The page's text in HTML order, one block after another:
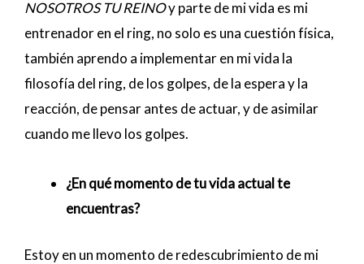
NOSOTROS TU REINOy parte de mi vida es mi
entrenador en el ring, no solo es una cuestión física,
también aprendo a implementar en mi vida la
filosofía del ring, de los golpes, de la espera y la
reacción, de pensar antes de actuar, y de asimilar
cuando me llevo los golpes.
¿En qué momento de tu vida actual te
encuentras?
Estoy en un momento de redescubrimiento de mi